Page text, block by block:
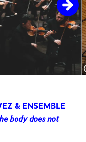
& ENSEMBLE
body does not